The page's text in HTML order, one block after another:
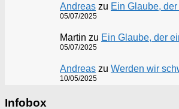
Andreas zu Ein Glaube,
05/07/2025
Martin zu Ein Glaube, der
05/07/2025
Andreas zu Werden wir
10/05/2025
Infobox